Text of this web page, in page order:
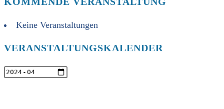
Keine Veranstaltungen
VERANSTALTUNGSKALENDER